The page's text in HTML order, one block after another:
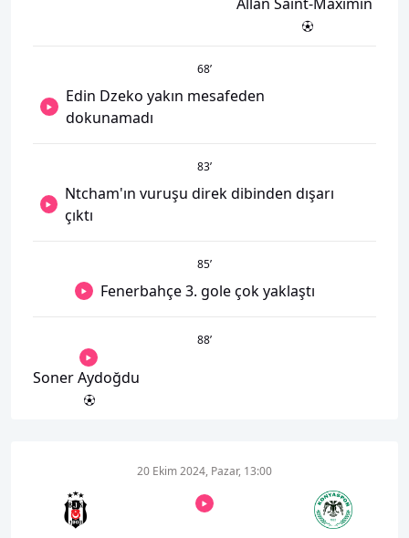
68’
Edin Dzeko yakın mesafeden
dokunamadı
83’
Ntcham'ın vuruşu direk dibinden dışarı
çıktı
85’
Fenerbahçe 3. gole çok yaklaştı
88’
Soner Aydoğdu
20 Ekim 2024, Pazar, 13:00